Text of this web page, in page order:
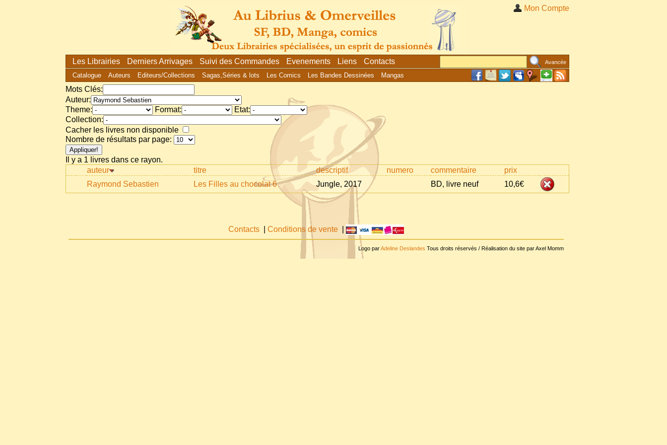
Mon Compte
Les Librairies Derniers Arrivages Suivi des Commandes Evenements Liens Contacts Avancée
Catalogue Auteurs Editeurs/Collections Sagas,Séries & lots Les Comics Les Bandes Dessinées Mangas
Mots Clés:
Auteur:
Theme:
Format:
Etat:
Collection:
Cacher les livres non disponible
Nombre de résultats par page:
Il y a 1 livres dans ce rayon.
auteur
titre descriptif numero commentaire
prix
Raymond Sebastien
Les Filles au chocolat 6 Jungle, 2017 BD, livre neuf 10,6€
Contacts |Conditions de vente |
Logo parAdeline Deslandes Tous droits réservés / Réalisation du site par Axel Momm